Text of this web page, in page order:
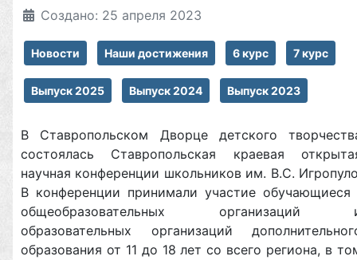
Создано: 25 апреля 2023
Новости Наши достижения 6 курс 7 курс
Выпуск 2025 Выпуск 2024 Выпуск 2023
В Ставропольском Дворце детского
состоялась Ставропольская краевая
научная конференции школьников им. В.С.
В конференции принимали участие
общеобразовательных организаций
образовательных организаций
образования от 11 до 18 лет со всего региона, в